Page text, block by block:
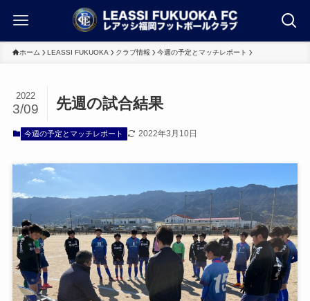
ホーム LEASSI FUKUOKA クラブ情報 今週の予定とマッチレポート
先週の試合結果
2022
3/09
今週の予定とマッチレポート 2022年3月10日